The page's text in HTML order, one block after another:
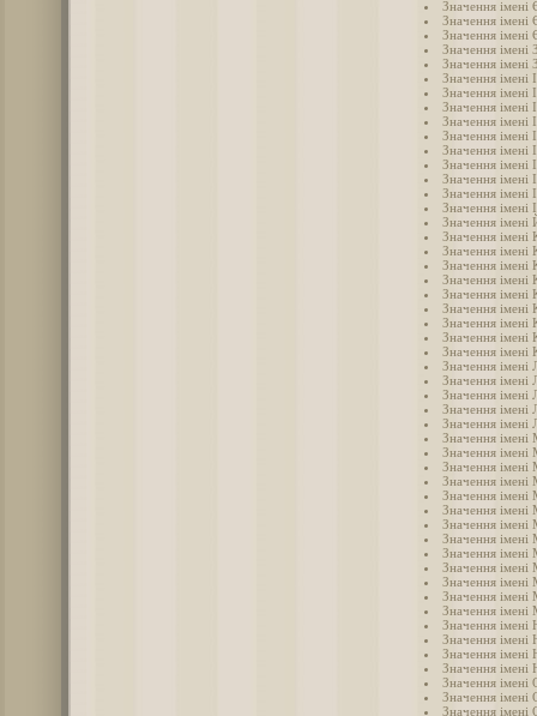
Значення імені
Значення імені
Значення імені
Значення імені
Значення імені
Значення імені
Значення імені
Значення імені
Значення імені
Значення імені
Значення імені
Значення імені
Значення імені
Значення імені
Значення імені
Значення імені
Значення імені
Значення імені
Значення імені
Значення імені
Значення імені
Значення імені
Значення імені
Значення імені
Значення імені
Значення імені
Значення імені
Значення імені
Значення імені
Значення імені
Значення імені
Значення імені
Значення імені
Значення імені
Значення імені
Значення імені
Значення імені
Значення
Значення
Значення імені
Значення імені
Значення імені
Значення імені
Значення імені
Значення імені
Значення імені
Значення імені
Значення імені
Значення імені
Значення імені